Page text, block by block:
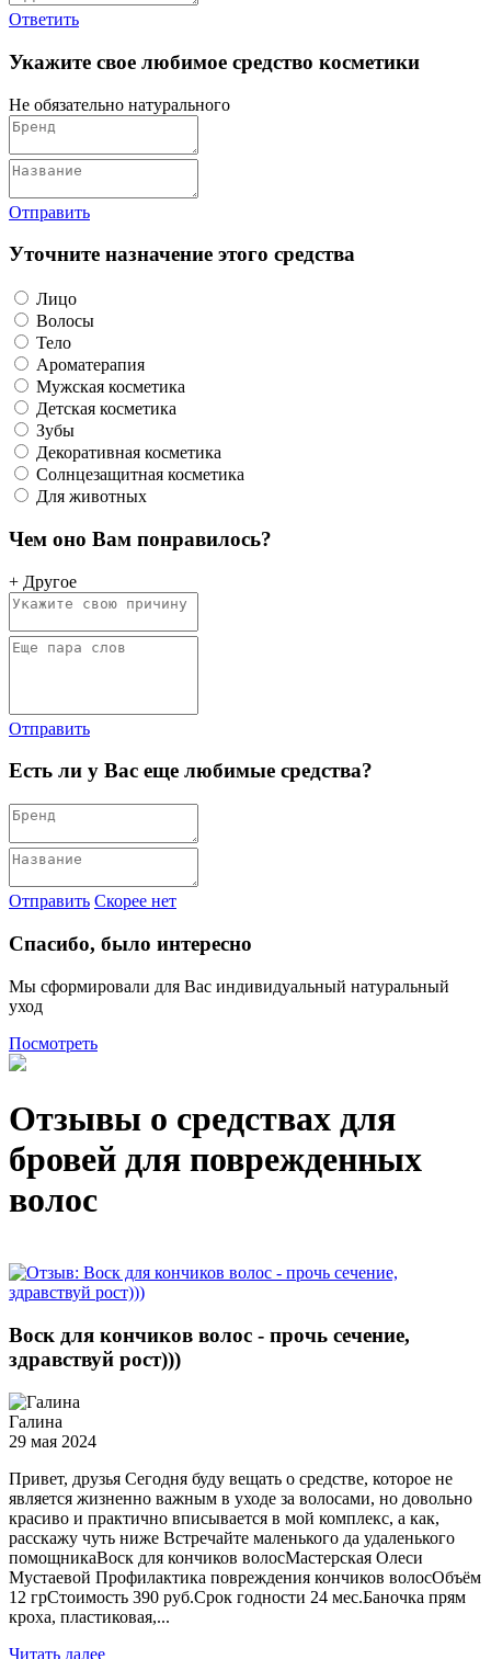
Ответить
Укажите свое любимое средство косметики
Не обязательно натурального
Отправить
Уточните назначение этого средства
Лицо
Волосы
Тело
Ароматерапия
Мужская косметика
Детская косметика
Зубы
Декоративная косметика
Солнцезащитная косметика
Для животных
Чем оно Вам понравилось?
+ Другое
Отправить
Есть ли у Вас еще любимые средства?
Отправить Скорее нет
Спасибо, было интересно
Мы сформировали для Вас индивидуальный натуральный
уход
Посмотреть
Отзывы о средствах для
бровей для поврежденных
волос
Воск для кончиков волос - прочь сечение,
здравствуй рост)))
Галина
29 мая 2024
Привет, друзья Сегодня буду вещать о средстве, которое не
является жизненно важным в уходе за волосами, но довольно
красиво и практично вписывается в мой комплекс, а как,
расскажу чуть ниже Встречайте маленького да удаленького
помощникаВоск для кончиков волосМастерская Олеси
Мустаевой Профилактика повреждения кончиков волосОбъём
12 грСтоимость 390 руб.Срок годности 24 мес.Баночка прям
кроха, пластиковая,...
Читать далее